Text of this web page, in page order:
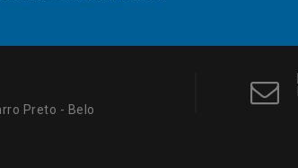
Preto - Belo